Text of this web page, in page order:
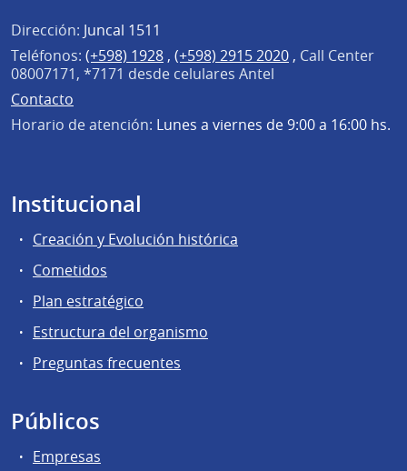
Dirección: Juncal 1511
Teléfonos: (+598) 1928 , (+598) 2915 2020 , Call Center
08007171, *7171 desde celulares Antel
Contacto
Horario de atención: Lunes a viernes de 9:00 a 16:00 hs.
Institucional
Creación y Evolución histórica
Cometidos
Plan estratégico
Estructura del organismo
Preguntas frecuentes
Públicos
Empresas